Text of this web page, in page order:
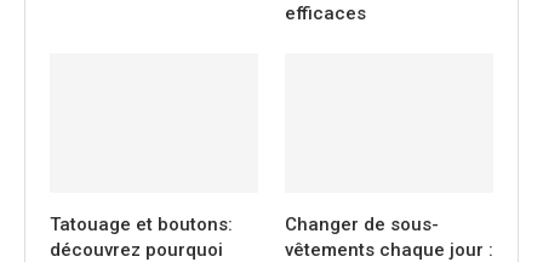
efficaces
Tatouage et boutons:
découvrez pourquoi
Changer de sous-
vêtements chaque jour :